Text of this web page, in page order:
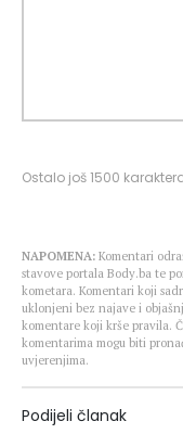
Ostalo još1500
NAPOMENA: Komentari
stavove portala Body.ba te
kometara. Komentari koji
uklonjeni bez najave i
komentare koji krše pravila.
komentarima mogu biti
uvjerenjima.
Podijeli članak